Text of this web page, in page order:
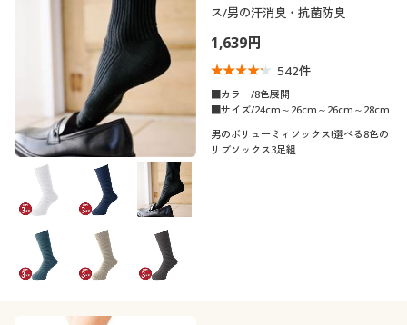
ご利用ガイド
よくある質問とお問い合わせ
抗菌防臭
消臭 ストレッチ
吸汗速乾
シーン
スクール スポーツ
オフィス
テイスト
カジュアル フェミニン
着用感
レギュラー
年代
30代
シーズン
価格 ～
ス/男の汗消臭・抗菌防臭
1,639円
542件
■カラー/8色展開
■サイズ/24cm～26cm～26cm～28cm
男のボリューミィソックス!選べる8色の
リブソックス3足組